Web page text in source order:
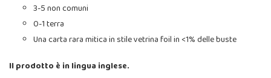
3-5 non comuni
0-1 terra
Una carta rara mitica in stile vetrina foil in <1% delle buste
Il prodotto è in lingua inglese.